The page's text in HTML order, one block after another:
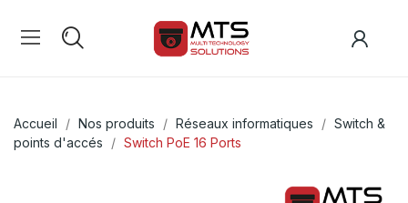
Accueil Nos produits Réseaux informatiques
Switch &
points d'accés
Switch PoE 16 Ports